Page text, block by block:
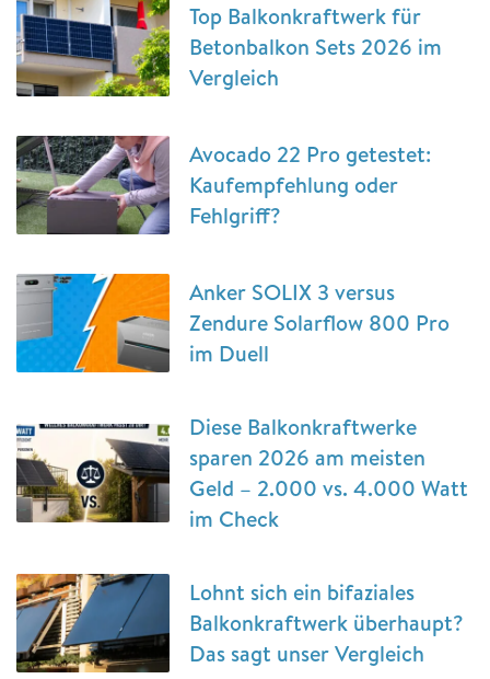
Top Balkonkraftwerk für
Betonbalkon Sets 2026 im
Vergleich
Avocado 22 Pro getestet:
Kaufempfehlung oder
Fehlgriff?
Anker SOLIX 3 versus
Zendure Solarflow 800 Pro
im Duell
Diese Balkonkraftwerke
sparen 2026 am meisten
Geld – 2.000 vs. 4.000 Watt
im Check
Lohnt sich ein bifaziales
Balkonkraftwerk überhaupt?
Das sagt unser Vergleich